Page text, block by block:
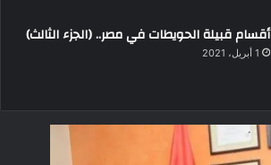
أقسام قبيلة الحويطات في مصر.. (الجزء الثالث)
1 أبريل، 2021